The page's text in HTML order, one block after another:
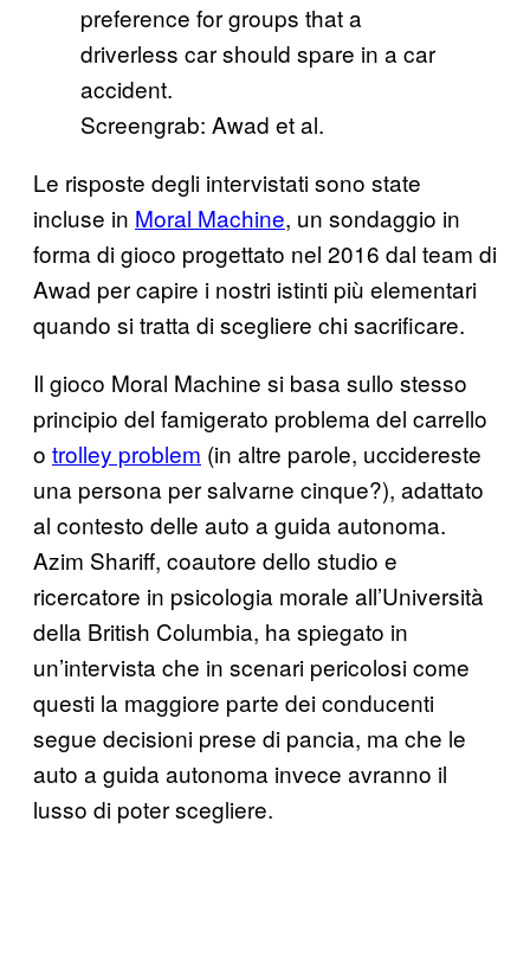
Screengrab: Awad et al.
Le risposte degli intervistati sono state
incluse in Moral Machine, un sondaggio in
forma di gioco progettato nel 2016 dal team di
Awad per capire i nostri istinti più elementari
quando si tratta di scegliere chi sacrificare.
Il gioco Moral Machine si basa sullo stesso
principio del famigerato problema del carrello
o trolley problem (in altre parole, uccidereste
una persona per salvarne cinque?), adattato
al contesto delle auto a guida autonoma.
Azim Shariff, coautore dello studio e
ricercatore in psicologia morale all’Università
della British Columbia, ha spiegato in
un’intervista che in scenari pericolosi come
questi la maggiore parte dei conducenti
segue decisioni prese di pancia, ma che le
auto a guida autonoma invece avranno il
lusso di poter scegliere.